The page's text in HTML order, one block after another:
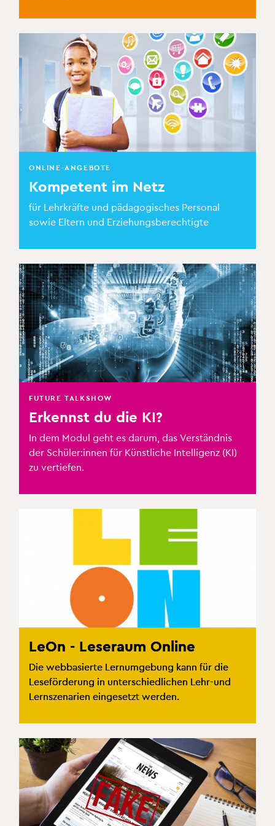
ONLINE-ANGEBOTE
Kompetent im Netz
für Lehrkräfte und pädagogisches Personal
sowie Eltern und Erziehungsberechtigte
FUTURE TALKSHOW
Erkennst du die KI?
In dem Modul geht es darum, das Verständnis
der Schüler:innen für Künstliche Intelligenz (KI)
zu vertiefen.
LeOn - Leseraum Online
Die webbasierte Lernumgebung kann für die
Leseförderung in unterschiedlichen Lehr-und
Lernszenarien eingesetzt werden.